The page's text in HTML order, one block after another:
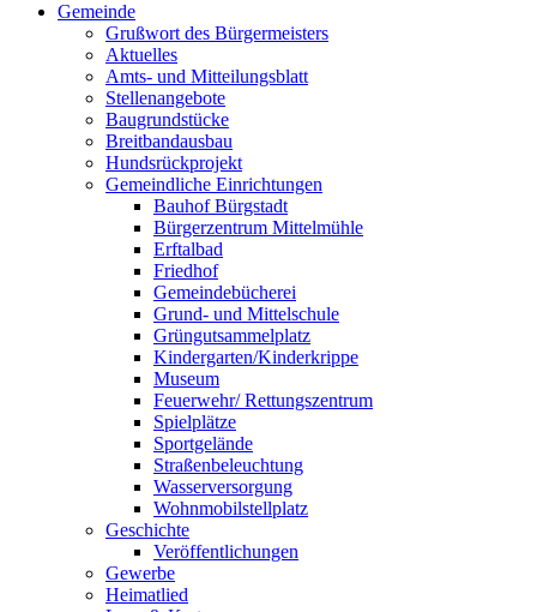
Gemeinde
Grußwort des Bürgermeisters
Aktuelles
Amts- und Mitteilungsblatt
Stellenangebote
Baugrundstücke
Breitbandausbau
Hundsrückprojekt
Gemeindliche Einrichtungen
Bauhof Bürgstadt
Bürgerzentrum Mittelmühle
Erftalbad
Friedhof
Gemeindebücherei
Grund- und Mittelschule
Grüngutsammelplatz
Kindergarten/Kinderkrippe
Museum
Feuerwehr/ Rettungszentrum
Spielplätze
Sportgelände
Straßenbeleuchtung
Wasserversorgung
Wohnmobilstellplatz
Geschichte
Veröffentlichungen
Gewerbe
Heimatlied